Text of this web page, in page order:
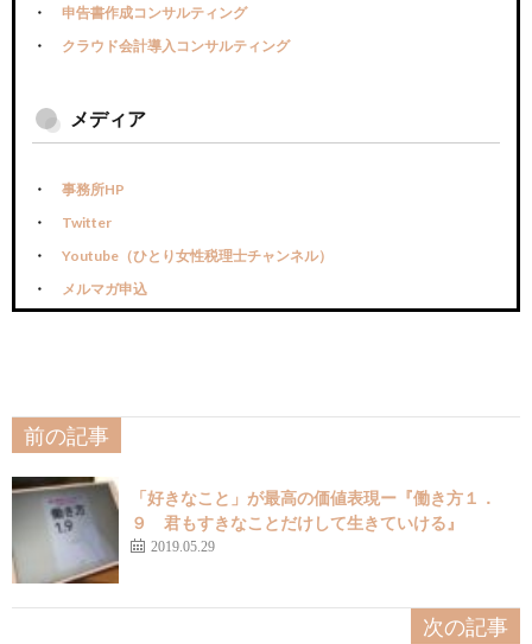
申告書作成コンサルティング
クラウド会計導入コンサルティング
メディア
事務所HP
Twitter
Youtube（ひとり女性税理士チャンネル）
メルマガ申込
前の記事
「好きなこと」が最高の価値表現ー『働き方１．
９ 君もすきなことだけして生きていける』
2019.05.29
次の記事